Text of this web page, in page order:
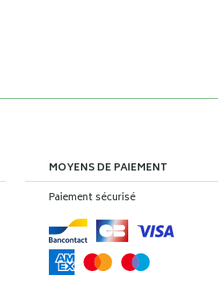
MOYENS DE PAIEMENT
Paiement sécurisé